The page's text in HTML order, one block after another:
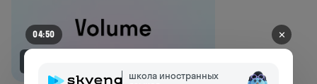
04:44 ✕
школа иностранных